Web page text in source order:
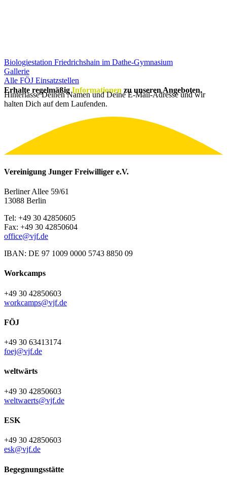
Biologiestation Friedrichshain im Dathe-Gymnasium
Gallerie
Alle FÖJ Einsatzstellen
Erhalte regelmäßig Informationen zu unseren Angeboten.
Hinterlasse Deinen Namen und Deine E-Mail-Adresse und wir
halten Dich auf dem Laufenden.
Vereinigung Junger Freiwilliger e.V.
Berliner Allee 59/61
13088 Berlin
Tel: +49 30 42850605
Fax: +49 30 42850604
office@vjf.de
IBAN: DE 97 1009 0000 5743 8850 09
Workcamps
+49 30 42850603
workcamps@vjf.de
FÖJ
+49 30 63413174
foej@vjf.de
weltwärts
+49 30 42850603
weltwaerts@vjf.de
ESK
+49 30 42850603
esk@vjf.de
Begegnungsstätte